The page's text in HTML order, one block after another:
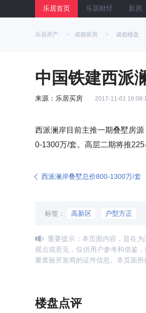
乐居首页 乐居财经 新房
乐居房产 > 成都新房 > 成都楼盘
中国铁建西派
来源：乐居买房 2017-11-01
西派澜岸目前主推一期叠墅房
0-1300万/套。高层二期将推
西派澜岸叠墅总价800-1300万/套
标签： 高新区 户型方正
重要提示：本页面内容，旨在
观点或意见，仅供用户参考和借鉴
重查验开发商的证件信息。本页面
楼盘点评